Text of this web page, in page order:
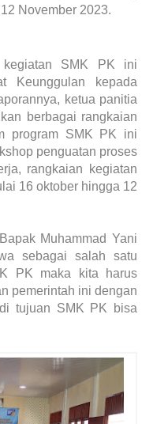
November 2023.
SMK PK ini
Keunggulan kepada
ketua panitia
berbagai rangkaian
program SMK PK ini
penguatan proses
rangkaian kegiatan
16 oktober hingga 12
Muhammad Yani
sebagai salah satu
PK maka kita harus
pemerintah ini dengan
tujuan SMK PK bisa